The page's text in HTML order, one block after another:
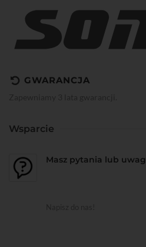
GWARANCJA
Wsparcie
Masz pytania lub